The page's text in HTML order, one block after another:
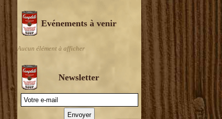
Evénements à venir
Aucun élément à afficher
Newsletter